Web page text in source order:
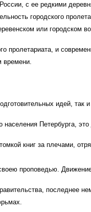
с ее редкими
городского
или городском
пролетариата, и
времени.
идей, так
населения Петербурга,
книг за плечами,
проповедью.
последнее